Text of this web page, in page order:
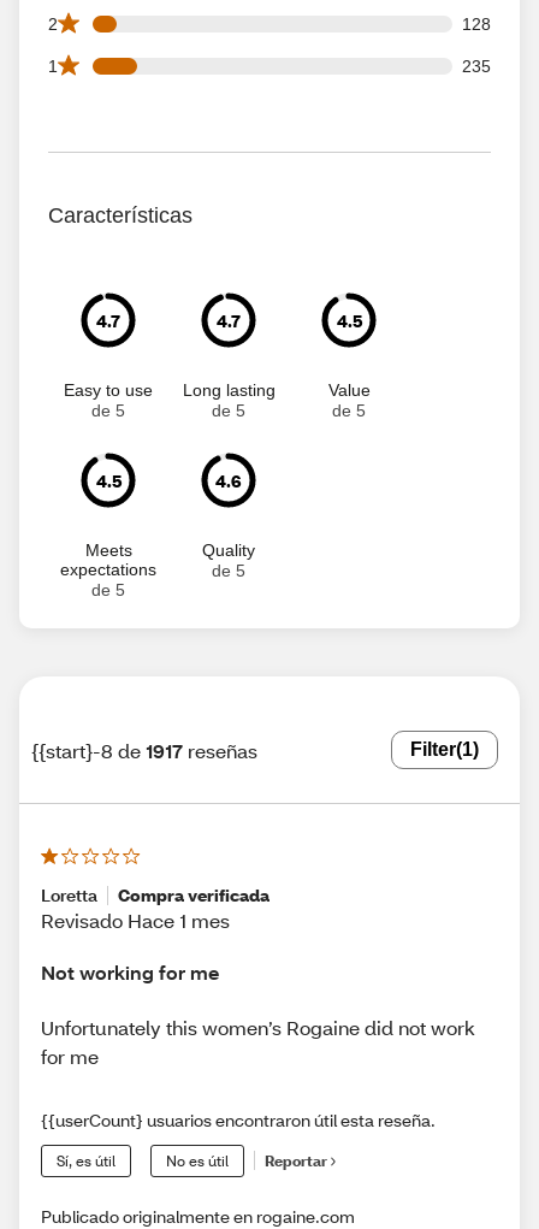
2 128
128 2 star reviews out of 1917 reviews
1 235
235 1 star reviews out of 1917 reviews
Características
4.7
Easy to use
de 5
4.7
Long lasting
de 5
4.5
Value
de 5
4.5
Meets
expectations
de 5
4.6
Quality
de 5
{{start}-8 de1917 reseñas Filter(1)
Loretta Compra verificada
Revisado Hace 1 mes
Not working for me
Unfortunately this women’s Rogaine did not work
for me
{{userCount} usuarios encontraron útil esta reseña.
Sí, es útil No es útil Reportar
Publicado originalmente en rogaine.com